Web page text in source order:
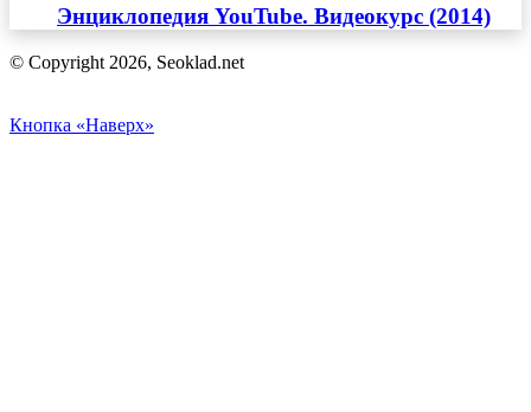
Энциклопедия YouTube. Видеокурс (2014)
© Copyright 2026, Seoklad.net
Кнопка «Наверх»